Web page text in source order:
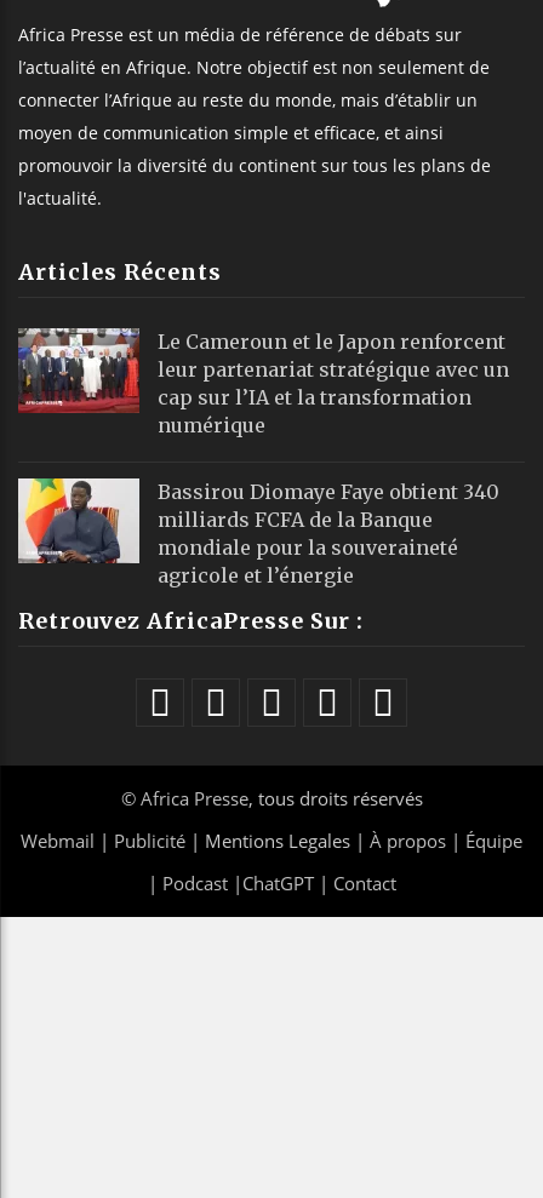
Africa Presse est un média de référence de débats sur
l’actualité en Afrique. Notre objectif est non seulement de
connecter l’Afrique au reste du monde, mais d’établir un
moyen de communication simple et efficace, et ainsi
promouvoir la diversité du continent sur tous les plans de
l'actualité.
Articles Récents
Le Cameroun et le Japon renforcent
leur partenariat stratégique avec un
cap sur l’IA et la transformation
numérique
Bassirou Diomaye Faye obtient 340
milliards FCFA de la Banque
mondiale pour la souveraineté
agricole et l’énergie
Retrouvez AfricaPresse Sur :
© Africa Presse, tous droits réservés
Webmail | Publicité | Mentions Legales | À propos | Équipe
| Podcast| ChatGPT| Contact